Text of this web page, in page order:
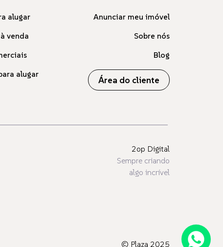
alugar
venda
alugar
Anunciar meu imóvel
Sobre nós
Blog
Área do cliente
2op Digital
Sempre criando
algo incrível
© Plaza 2025